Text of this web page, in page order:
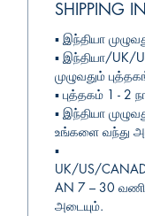
SHIPPING
▪︎இந்தியா
▪︎இந்தியா/UK/
முழுவதும்
▪︎புத்தகம் 1 - 2
▪︎இந்தியா
உங்களை வந்து
▪︎
UK/US/
AN 7 – 30
அடையும்.